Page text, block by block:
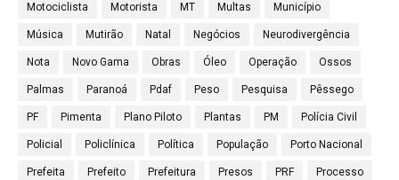
Motociclista Motorista MT Multas Município
Música Mutirão Natal Negócios Neurodivergência
Nota Novo Gama Obras Óleo Operação Ossos
Palmas Paranoá Pdaf Peso Pesquisa Pêssego
PF Pimenta Plano Piloto Plantas PM Polícia Civil
Policial Policlínica Política População Porto Nacional
Prefeita Prefeito Prefeitura Presos PRF Processo